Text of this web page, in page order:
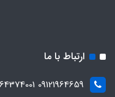
ارتباط با ما
09121964659 09364374001 ۰۲۱۶۶۷۶۵۰۸۳